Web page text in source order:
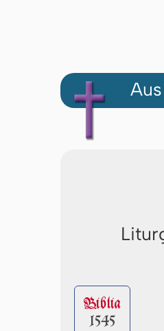
Biblia
1545